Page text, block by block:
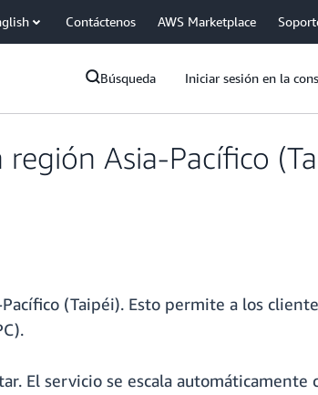
Contáctenos AWS Marketplace
Búsqueda Iniciar sesión en la
Asia-Pacífico
(Taipéi). Esto permite a los
El servicio se escala automáticamente